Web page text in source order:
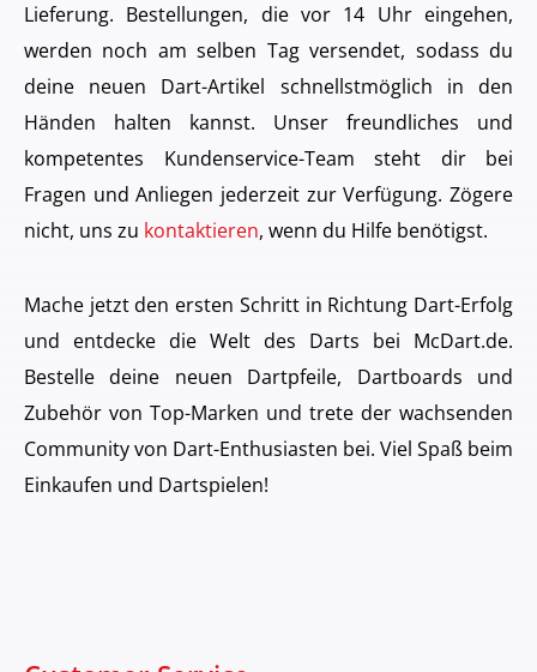
Lieferung. Bestellungen, die vor 14 Uhr eingehen,
werden noch am selben Tag versendet, sodass du
deine neuen Dart-Artikel schnellstmöglich in den
Händen halten kannst. Unser freundliches und
kompetentes Kundenservice-Team steht dir bei
Fragen und Anliegen jederzeit zur Verfügung. Zögere
nicht, uns zu kontaktieren, wenn du Hilfe benötigst.
Mache jetzt den ersten Schritt in Richtung Dart-Erfolg
und entdecke die Welt des Darts bei McDart.de.
Bestelle deine neuen Dartpfeile, Dartboards und
Zubehör von Top-Marken und trete der wachsenden
Community von Dart-Enthusiasten bei. Viel Spaß beim
Einkaufen und Dartspielen!